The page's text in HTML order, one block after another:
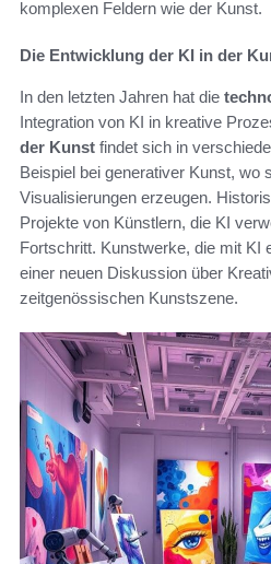
komplexen Feldern wie der Kunst.
Die Entwicklung der KI in der
In den letzten Jahren hat die
Integration von KI in kreative
der Kunst findet sich in
Beispiel bei generativer Kunst, wo
Visualisierungen erzeugen.
Projekte von Künstlern, die KI
Fortschritt. Kunstwerke, die mit KI
einer neuen Diskussion über
zeitgenössischen Kunstszene.